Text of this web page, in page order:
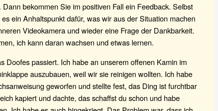
bekommen Sie im positiven Fall ein Feedback. Selbst
ein Anhaltspunkt dafür, was wir aus der Situation machen
Videokamera und wieder eine Frage der Dankbarkeit.
ich kann daran wachsen und etwas lernen.
Doofes passiert. Ich habe an unserem offenen Kamin im
auszubauen, weil wir sie reinigen wollten. Ich habe
geworfen und stellte fest, das Ding ist furchtbar
kapiert und dachte, das schaffst du schon und habe